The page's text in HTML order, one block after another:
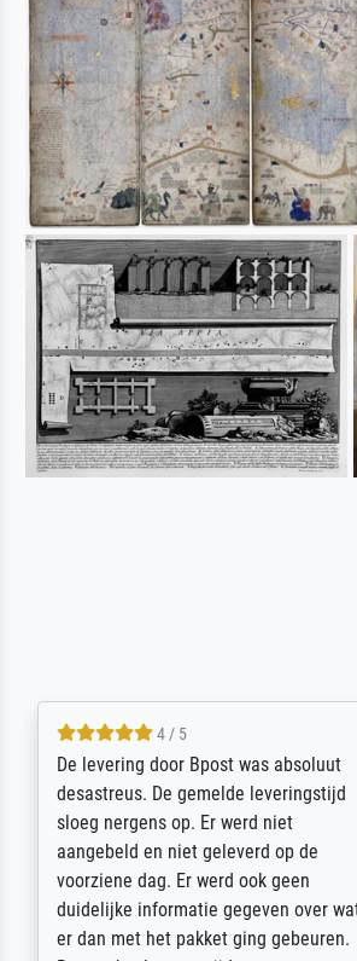
5 / 5
Sehr gute Qualität des Leinwanddrucks
und des Rahmens! Unser Bild wurde
sehr sorgfältig und sicher verpackt, so
dass es unbeschadet bei uns ankam. Es
wird nicht unser letzter Meisterdruck
sein. Vielen Dank!